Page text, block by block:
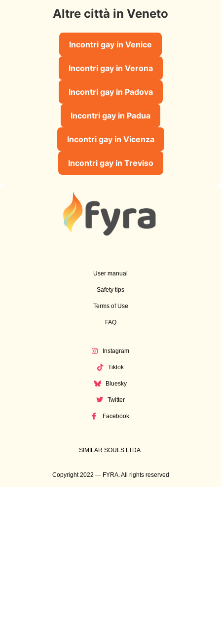
Altre città in Veneto
Incontri gay in Venice
Incontri gay in Verona
Incontri gay in Padova
Incontri gay in Padua
Incontri gay in Vicenza
Incontri gay in Treviso
User manual
Safety tips
Terms of Use
FAQ
Instagram
Tiktok
Bluesky
Twitter
Facebook
SIMILAR SOULS LTDA.
Copyright 2022 — FYRA. All rights reserved